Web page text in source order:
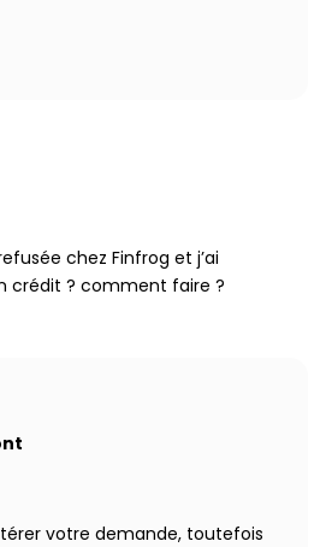
chez Finfrog et j’ai
crédit ? comment faire ?
votre demande, toutefois